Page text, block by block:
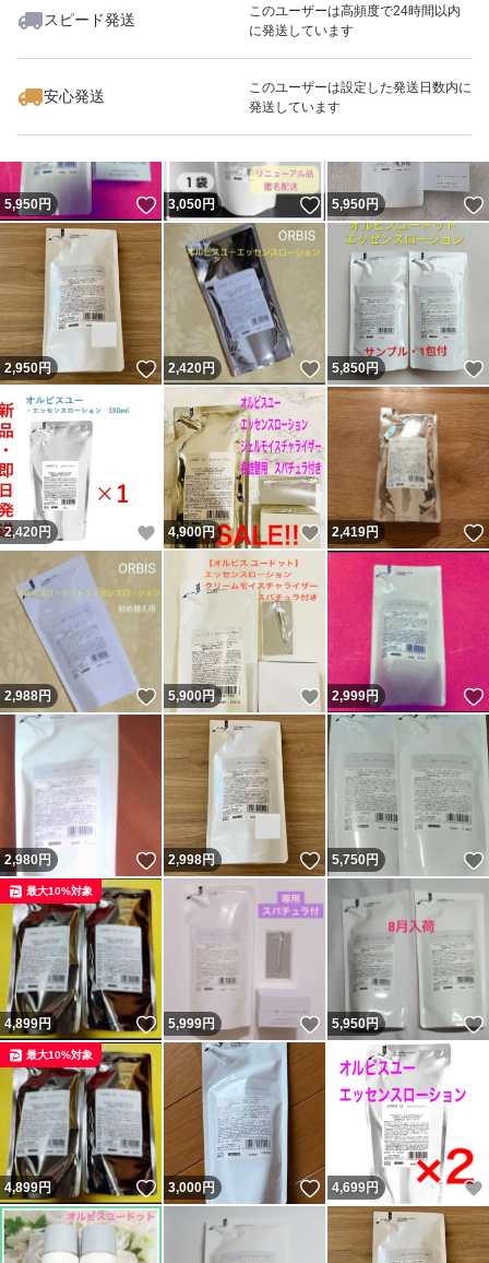
スピード発送
このユーザーは高頻度で24時間以内
に発送しています
安心発送
このユーザーは設定した発送日数内に
発送しています
いいね！
2,950
5,950円 いいね！
3,050円 いいね！
5,950円
2,950円 いいね！
2,420円 いいね！
5,850円
2,420 円 いいね！
4,900円 いいね！
2,419円
2,988円 いいね！
5,900円 いいね！
2,999円
2,980円 いいね！
2,998円 いいね！
5,750円
4,899円 いいね！
最大10%対象
5,999円 いいね！
5,950円
4,899円 いいね！
最大10%対象
3,000円 いいね！
4,699円